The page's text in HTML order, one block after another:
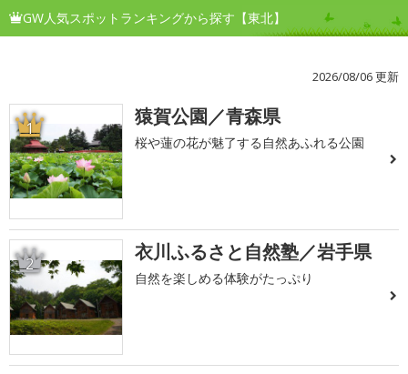
GW人気スポットランキングから探す【東北】
2026/08/06 更新
1 猿賀公園／青森県
桜や蓮の花が魅了する自然あふれる公園
2 衣川ふるさと自然塾／岩手県
自然を楽しめる体験がたっぷり